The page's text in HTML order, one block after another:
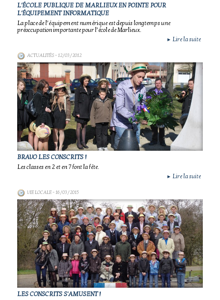
L'ÉCOLE PUBLIQUE DE MARLIEUX EN POINTE POUR
L'ÉQUIPEMENT INFORMATIQUE
La place de l’équipement numérique est depuis longtemps une
préoccupation importante pour l’école de Marlieux.
► Lire la suite
ACTUALITÉS- 12/03/2012
BRAVO LES CONSCRITS !
Les classes en 2 et en 7 font la fête.
► Lire la suite
VIE LOCALE- 16/03/2015
LES CONSCRITS S'AMUSENT !